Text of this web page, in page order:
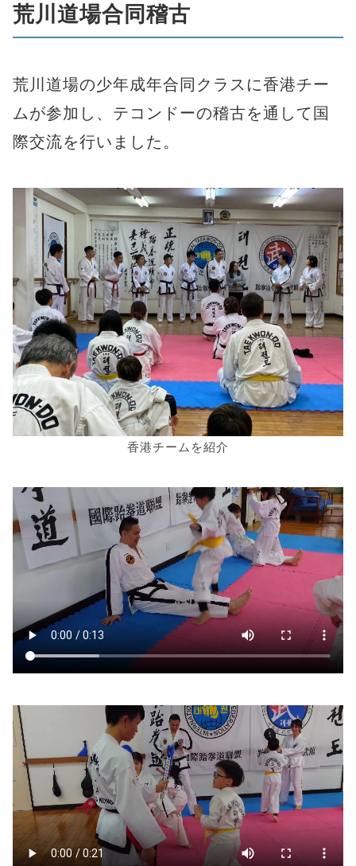
荒川道場合同稽古
荒川道場の少年成年合同クラスに香港チー
ムが参加し、テコンドーの稽古を通して国
際交流を行いました。
香港チームを紹介